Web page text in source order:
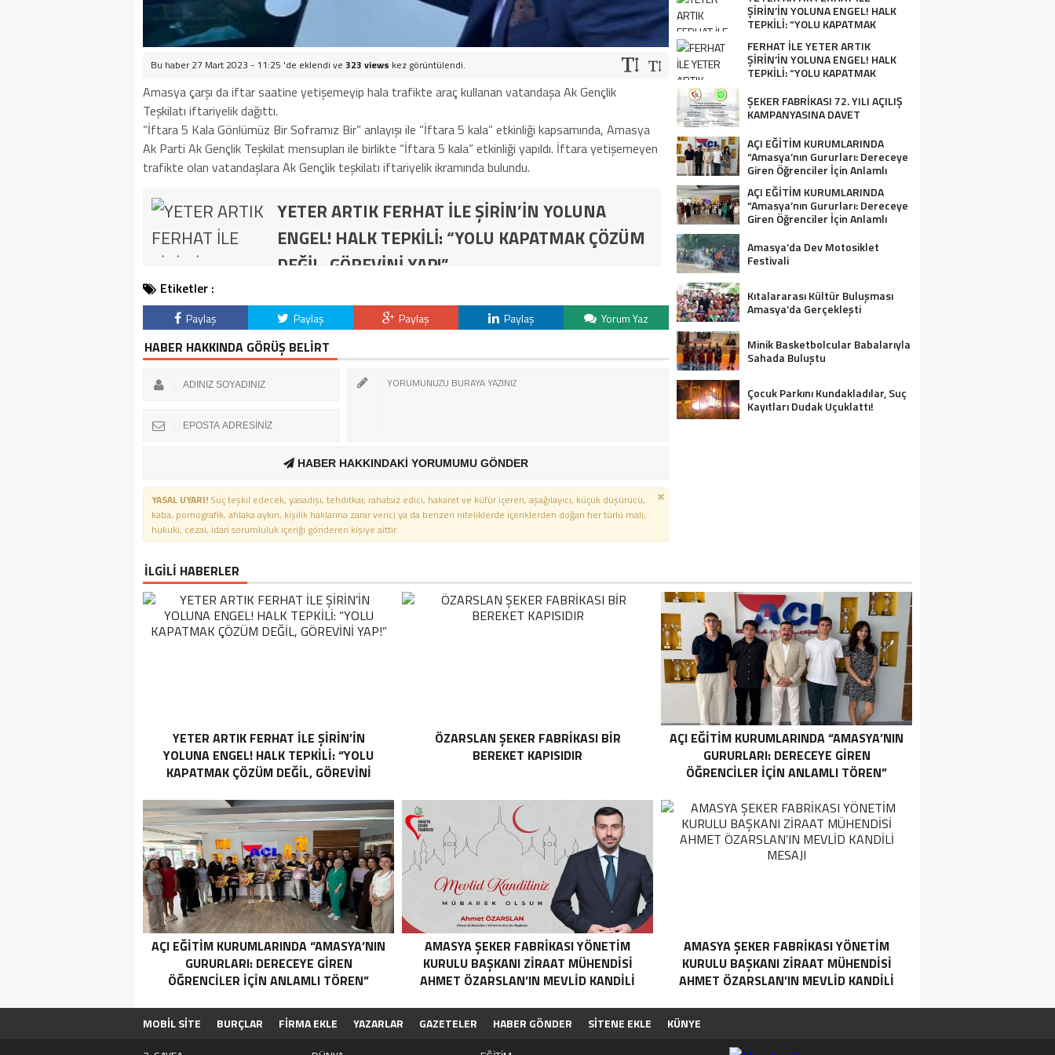
Bu haber 27 Mart 2023 - 11:25 'de eklendi ve 323 views kez görüntülendi.
Amasya çarşı da iftar saatine yetişemeyip hala trafikte araç kullanan vatandaşa Ak Gençlik
Teşkilatı iftariyelik dağıttı.
“İftara 5 Kala Gönlümüz Bir Soframız Bir” anlayışı ile “İftara 5 kala” etkinliği kapsamında, Amasya
Ak Parti Ak Gençlik Teşkilat mensupları ile birlikte “İftara 5 kala” etkinliği yapıldı. İftara yetişemeyen
trafikte olan vatandaşlara Ak Gençlik teşkilatı iftariyelik ikramında bulundu.
YETER ARTIK FERHAT İLE ŞİRİN’İN YOLUNA
ENGEL! HALK TEPKİLİ: “YOLU KAPATMAK ÇÖZÜM
DEĞİL, GÖREVİNİ YAP!”
Etiketler :
Paylaş Paylaş Paylaş Paylaş Yorum Yaz
HABER HAKKINDA GÖRÜŞ BELİRT
HABER HAKKINDAKİ YORUMUMU GÖNDER
YASAL UYARI! Suç teşkil edecek, yasadışı, tehditkar, rahatsız edici, hakaret ve küfür içeren, aşağılayıcı, küçük düşürücü,
kaba, pornografik, ahlaka aykırı, kişilik haklarına zarar verici ya da benzeri niteliklerde içeriklerden doğan her türlü mali,
hukuki, cezai, idari sorumluluk içeriği gönderen kişiye aittir.
ŞİRİN’İN YOLUNA ENGEL! HALK
TEPKİLİ: “YOLU KAPATMAK
ÇÖZÜM DEĞİL, GÖREVİNİ YAP!”
FERHAT İLE YETER ARTIK
ŞİRİN’İN YOLUNA ENGEL! HALK
TEPKİLİ: “YOLU KAPATMAK
ŞEKER FABRİKASI 72. YILI AÇILIŞ
KAMPANYASINA DAVET
AÇI EĞİTİM KURUMLARINDA
“Amasya’nın Gururları: Dereceye
Giren Öğrenciler İçin Anlamlı
Tören”
AÇI EĞİTİM KURUMLARINDA
“Amasya’nın Gururları: Dereceye
Giren Öğrenciler İçin Anlamlı
Amasya’da Dev Motosiklet
Festivali
Kıtalararası Kültür Buluşması
Amasya’da Gerçekleşti
Minik Basketbolcular Babalarıyla
Sahada Buluştu
Çocuk Parkını Kundakladılar, Suç
Kayıtları Dudak Uçuklattı!
İLGİLİ HABERLER
YETER ARTIK FERHAT İLE ŞİRİN’İN
YOLUNA ENGEL! HALK TEPKİLİ: “YOLU
KAPATMAK ÇÖZÜM DEĞİL, GÖREVİNİ
ÖZARSLAN ŞEKER FABRİKASI BİR
BEREKET KAPISIDIR
AÇI EĞİTİM KURUMLARINDA “AMASYA’NIN
GURURLARI: DERECEYE GIREN
ÖĞRENCILER İÇIN ANLAMLI TÖREN”
AÇI EĞİTİM KURUMLARINDA “AMASYA’NIN
GURURLARI: DERECEYE GIREN
ÖĞRENCILER İÇIN ANLAMLI TÖREN”
AMASYA ŞEKER FABRIKASI YÖNETIM
KURULU BAŞKANI ZIRAAT MÜHENDISI
AHMET ÖZARSLAN’IN MEVLID KANDILI
AMASYA ŞEKER FABRIKASI YÖNETIM
KURULU BAŞKANI ZIRAAT MÜHENDISI
AHMET ÖZARSLAN’IN MEVLID KANDILI
MOBİL SİTE BURÇLAR FİRMA EKLE YAZARLAR GAZETELER HABER GÖNDER SİTENE EKLE
KÜNYE